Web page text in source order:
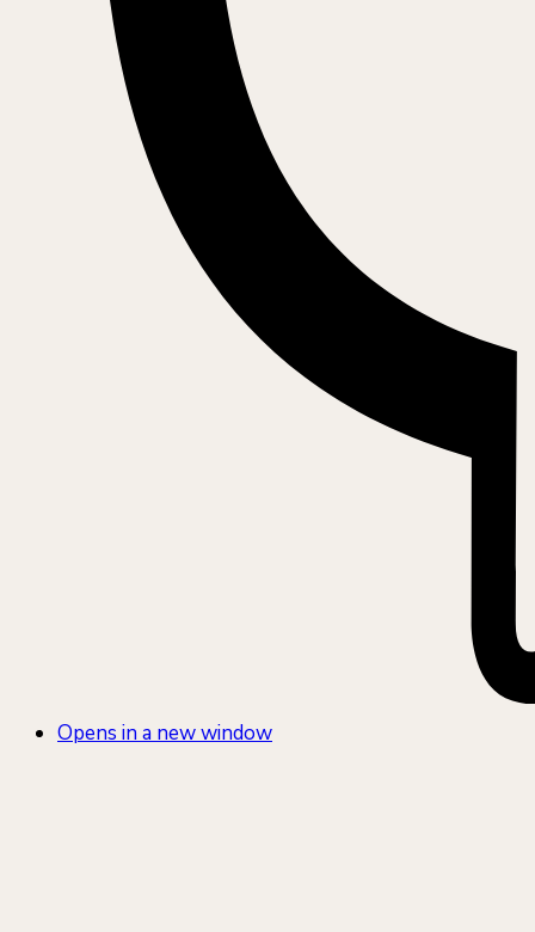
Opens in a new window